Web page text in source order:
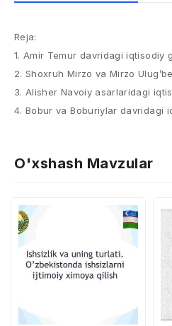
Reja:
1. Amir Temur davridagi iqtisodiy
2. Shoxruh Mirzo va Mirzo
3. Alisher Navoiy asarlaridagi
4. Bobur va Boburiylar davridagi
O'xshash Mavzular